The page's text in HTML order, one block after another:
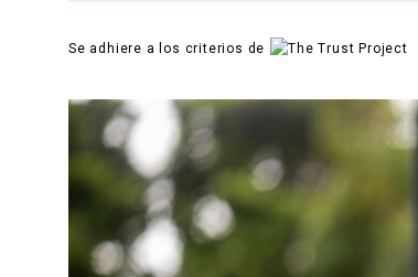
Se adhiere a los criterios de